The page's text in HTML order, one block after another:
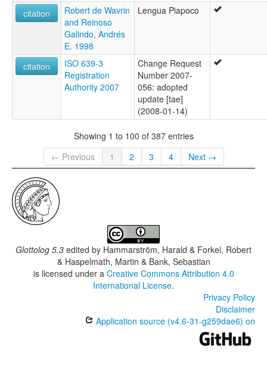
citation
Robert de Wavrin
and Reinoso
Galindo, Andrés
E. 1998
Lengua Piapoco
citation
ISO 639-3
Registration
Authority 2007
Change Request
Number 2007-
056: adopted
update [tae]
(2008-01-14)
Showing 1 to 100 of 387 entries
← Previous
1 2 3 4 Next →
Glottolog 5.3 edited by Hammarström, Harald & Forkel, Robert
& Haspelmath, Martin & Bank, Sebastian
is licensed under a Creative Commons Attribution 4.0
International License.
Privacy Policy
Disclaimer
Application source (v4.6-31-g259dae6) on